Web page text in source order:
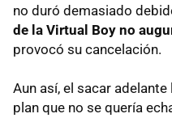
no duró demasiado
de la Virtual Boy no
provocó su cancelación.
Aun así, el sacar
plan que no se quería